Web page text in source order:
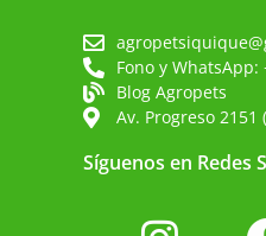
Fono y WhatsApp:
Blog Agropets
Av. Progreso 2151
Síguenos en Redes